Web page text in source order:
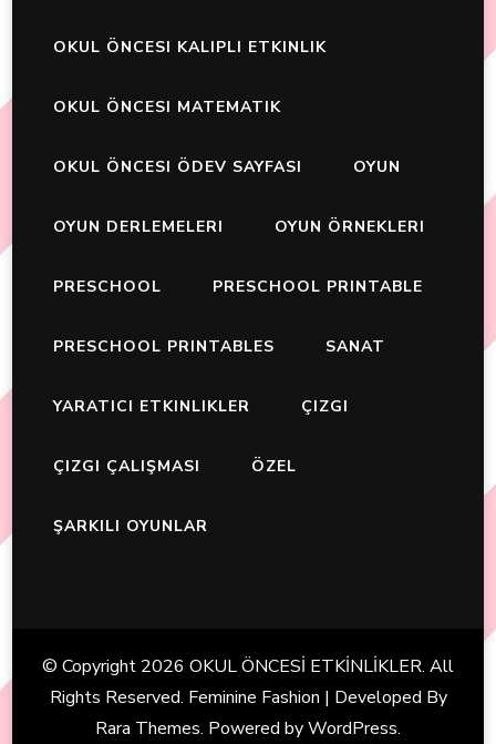
OKUL ÖNCESI KALIPLI ETKINLIK
OKUL ÖNCESI MATEMATIK
OKUL ÖNCESI ÖDEV SAYFASI OYUN
OYUN DERLEMELERI OYUN ÖRNEKLERI
PRESCHOOL PRESCHOOL PRINTABLE
PRESCHOOL PRINTABLES SANAT
YARATICI ETKINLIKLER ÇIZGI
ÇIZGI ÇALIŞMASI ÖZEL
ŞARKILI OYUNLAR
© Copyright 2026 OKUL ÖNCESİ ETKİNLİKLER. All
Rights Reserved. Feminine Fashion | Developed By
Rara Themes. Powered byWordPress.